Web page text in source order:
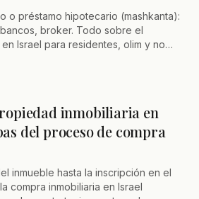
o préstamo hipotecario (mashkanta):
broker. Todo sobre el
Israel para residentes, olim y no
inmobiliaria en
del proceso de compra
inmueble hasta la inscripción en el
compra inmobiliaria en Israel